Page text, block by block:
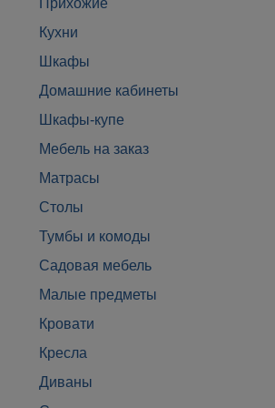
Прихожие
Кухни
Шкафы
Домашние кабинеты
Шкафы-купе
Мебель на заказ
Матрасы
Столы
Тумбы и комоды
Садовая мебель
Малые предметы
Кровати
Кресла
Диваны